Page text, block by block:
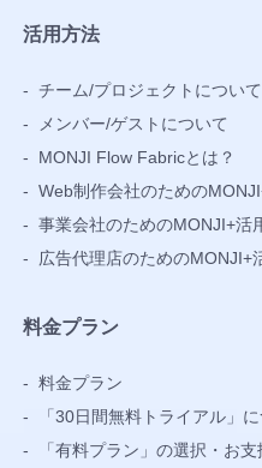
活用方法
- チーム/プロジェクトについて
-
メンバー/ゲストについて
-
MONJI Flow Fabricとは？
- Web制作会社のための
- 事業会社のためのMONJI+活
-
広告代理店のためのMONJI+
料金プラン
- 料金プラン
-
「30日間無料トライアル」
-
「有料プラン」の選択・お